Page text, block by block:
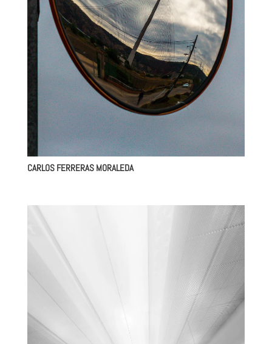
CARLOS FERRERAS MORALEDA